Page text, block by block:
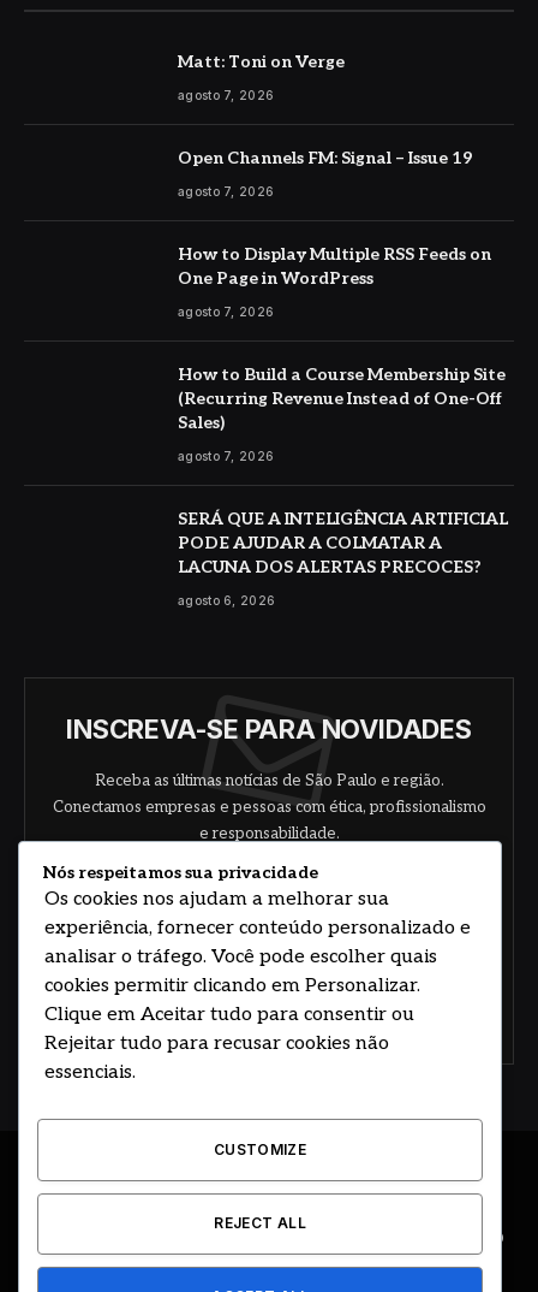
Matt: Toni on Verge
agosto 7, 2026
Open Channels FM: Signal – Issue 19
agosto 7, 2026
How to Display Multiple RSS Feeds on
One Page in WordPress
agosto 7, 2026
How to Build a Course Membership Site
(Recurring Revenue Instead of One-Off
Sales)
agosto 7, 2026
SERÁ QUE A INTELIGÊNCIA ARTIFICIAL
PODE AJUDAR A COLMATAR A
LACUNA DOS ALERTAS PRECOCES?
agosto 6, 2026
INSCREVA-SE PARA NOVIDADES
Receba as últimas notícias de São Paulo e região.
Conectamos empresas e pessoas com ética, profissionalismo
e responsabilidade.
Concorde com nossos termos e acordo de política
© 2026 DESENVOLVIDO POR HOSTING PRIME BRASIL
CIDADE E REGIÃO
COLUNAS
EDITORIAL EVENTOS
GOVERNO
Nós respeitamos sua privacidade
Os cookies nos ajudam a melhorar sua
experiência, fornecer conteúdo personalizado e
analisar o tráfego. Você pode escolher quais
cookies permitir clicando em Personalizar.
Clique em Aceitar tudo para consentir ou
Rejeitar tudo para recusar cookies não
essenciais.
CUSTOMIZE
REJECT ALL